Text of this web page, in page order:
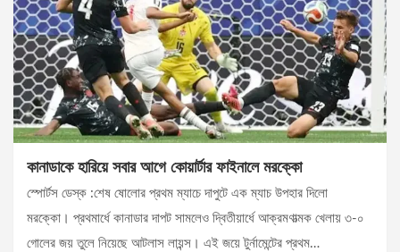
কানাডাকে হারিয়ে সবার আগে কোয়ার্টার ফাইনালে মরক্কো
স্পোর্টস ডেস্ক :শেষ ষোলোর প্রথম ম্যাচে দাপুটে এক ম্যাচ উপহার দিলো
মরক্কো। প্রথমার্ধে কানাডার দাপট সামলেও দ্বিতীয়ার্ধে আক্রমণাত্মক খেলায় ৩-০
গোলের জয় তুলে নিয়েছে আটলাস লায়ন্স। এই জয়ে টুর্নামেন্টের প্রথম…